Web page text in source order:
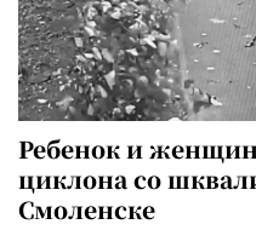
Ребенок и
циклона со
Смоленске